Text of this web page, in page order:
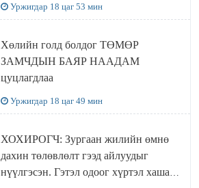
Уржигдар 18 цаг 53 мин
Хөлийн голд болдог ТӨМӨР
ЗАМЧДЫН БАЯР НААДАМ
цуцлагдлаа
Уржигдар 18 цаг 49 мин
ХОХИРОГЧ: Зургаан жилийн өмнө
дахин төлөвлөлт гээд айлуудыг
нүүлгэсэн. Гэтэл одоог хүртэл хашаа